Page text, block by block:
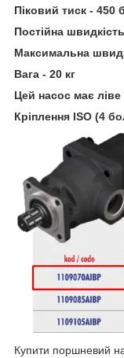
Піковий тиск - 450
Постійна
Максимальна
Вага - 20 кг
Цей насос має
Кріплення ISO (4
Купити поршневий